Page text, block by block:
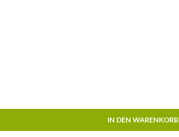
IN DEN WARENKORB